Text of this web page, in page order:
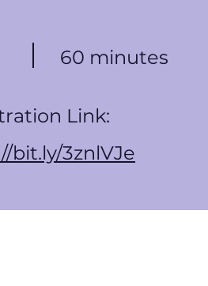
60 minutes
Link:
bit.ly/3znlVJe